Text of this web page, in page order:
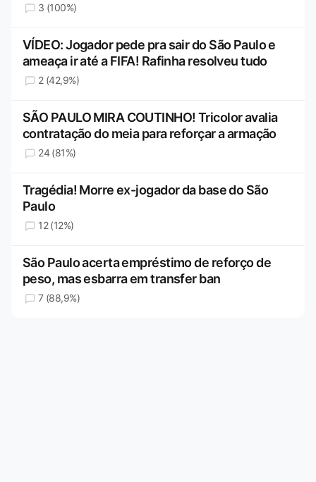
3 (100%)
VÍDEO: Jogador pede pra sair do São Paulo e
ameaça ir até a FIFA! Rafinha resolveu tudo
2 (42,9%)
SÃO PAULO MIRA COUTINHO! Tricolor avalia
contratação do meia para reforçar a armação
24 (81%)
Tragédia! Morre ex-jogador da base do São
Paulo
12 (12%)
São Paulo acerta empréstimo de reforço de
peso, mas esbarra em transfer ban
7 (88,9%)